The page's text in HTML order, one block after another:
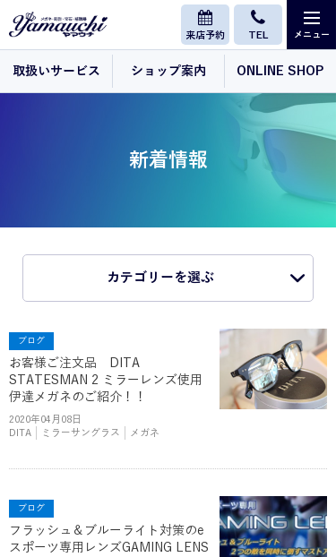
来店予約 TEL
取扱いサービス ショップ案内 ONLINE SHOP
新着情報
カテゴリーを選ぶ
ブログ
お客様ご注文品 DITA
STATESMAN 2 ミラーレンズ使用
伊達メガネのご紹介！！
2020年04月08日
DITA
ミラーサングラス メガネ
ブログ
フラッシュ＆ブルーライト対策のe
スポーツ専用レンズGAMING LENS